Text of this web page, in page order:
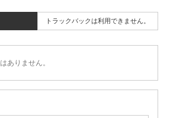
トラックバックは利用できません。
ありません。